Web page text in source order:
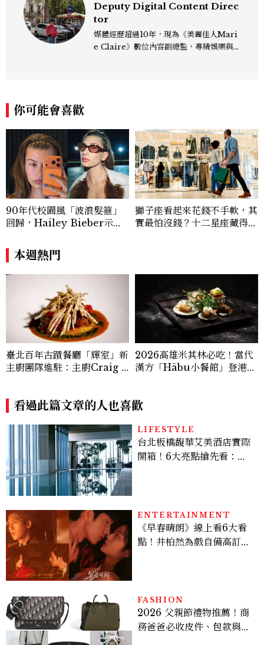
Deputy Digital Content Direc
tor
媒體經歷超過10年，現為《美麗佳人Mari
e Claire》數位內容副總監，專精娛樂與
你可能會喜歡
90年代校園風「波浪髮箍」
回歸，Hailey Bieber示範
u髮箍未開賣先爆紅！
獅子座看起來花錢不手軟，其
實最怕沒錢？十二星座藏得最
本週熱門
臺北百年古蹟餐廳「輝室」新
主廚團隊進駐：主廚Craig Y
料理風味
2026高雄米其林必吃！當代
漢方「Hābu小餐館」登港
看過此篇文章的人也喜歡
LIFESTYLE
台北板橋馥華艾美酒店實際
開箱！6大亮點搶先看：新
ENTERTAINMENT
《早春晴朗》線上看6大看
點！井柏然為戲自備高訂，
FASHION
2026 父親節禮物推薦！商
務爸爸必收皮件、包款與鞋